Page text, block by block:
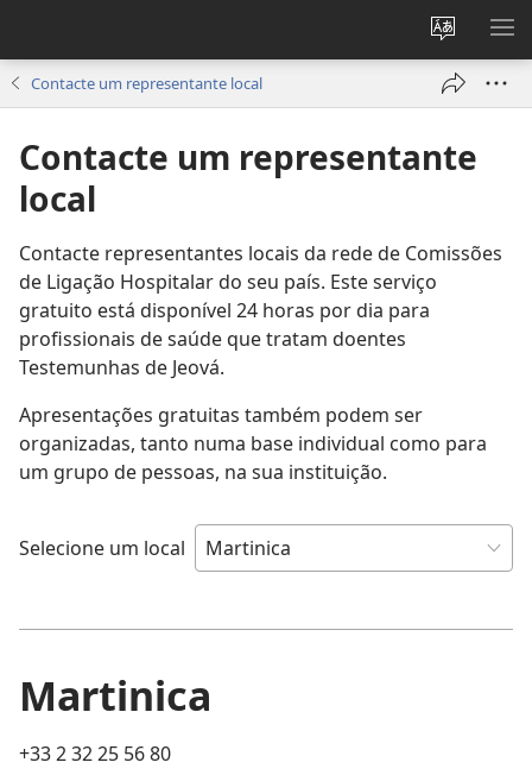
Alterar
a
língua
site
Contacte um representante local
Contacte um representante
local
Contacte representantes locais da rede de Comissões
de Ligação Hospitalar do seu país. Este serviço
gratuito está disponível 24 horas por dia para
profissionais de saúde que tratam doentes
Testemunhas de Jeová.
Apresentações gratuitas também podem ser
organizadas, tanto numa base individual como para
um grupo de pessoas, na sua instituição.
Selecione um local
Martinica
+33 2 32 25 56 80